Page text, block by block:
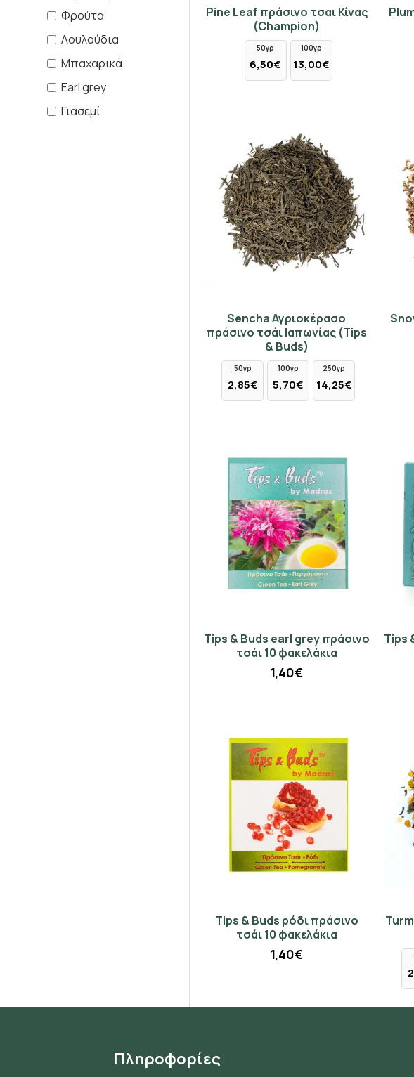
Κάνε
Κέρδισε
και μάθε
Έχω
Φρούτα
Λουλούδια
Μπαχαρικά
Earl grey
Γιασεμί
Pine Leaf πράσινο τσαι Κίνας
(Champion)
50γρ
6,50€
100γρ
13,00€
Sencha Αγριοκέρασο
πράσινο τσάι Ιαπωνίας (Tips
& Buds)
50γρ
2,85€
100γρ
5,70€
250γρ
14,25€
Tips & Buds earl grey πράσινο
τσάι 10 φακελάκια
1,40€
Tips
Tips & Buds ρόδι πράσινο
τσάι 10 φακελάκια
1,40€
Πληροφορίες